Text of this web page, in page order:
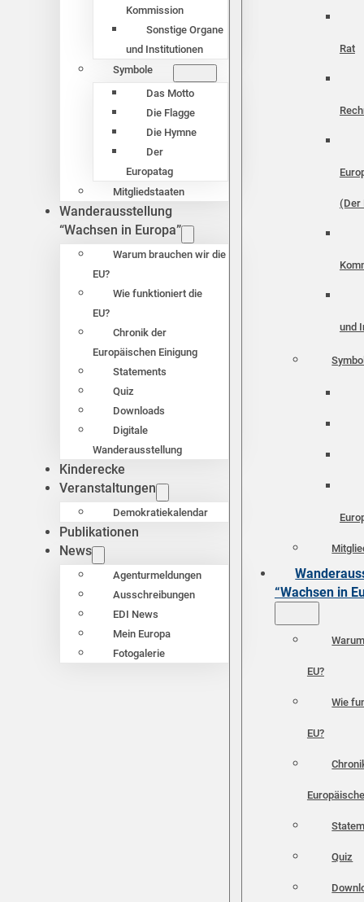
Kommission
Sonstige Organe
und Institutionen
Symbole
Das Motto
Die Flagge
Die Hymne
Der
Europatag
Mitgliedstaaten
Wanderausstellung
“Wachsen in Europa”
Warum brauchen wir die
EU?
Wie funktioniert die
EU?
Chronik der
Europäischen Einigung
Statements
Quiz
Downloads
Digitale
Wanderausstellung
Kinderecke
Veranstaltungen
Demokratiekalendar
Publikationen
News
Agenturmeldungen
Ausschreibungen
EDI News
Mein Europa
Fotogalerie
Rat
(Der
und
“Wachsen in
EU?
Wie
EU?
Quiz